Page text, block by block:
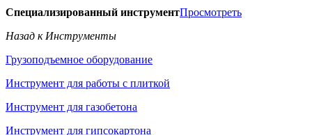
Специализированный инструментПросмотреть
Назад к Инструменты
Грузоподъемное оборудование
Инструмент для работы с плиткой
Инструмент для газобетона
Инструмент для гипсокартона